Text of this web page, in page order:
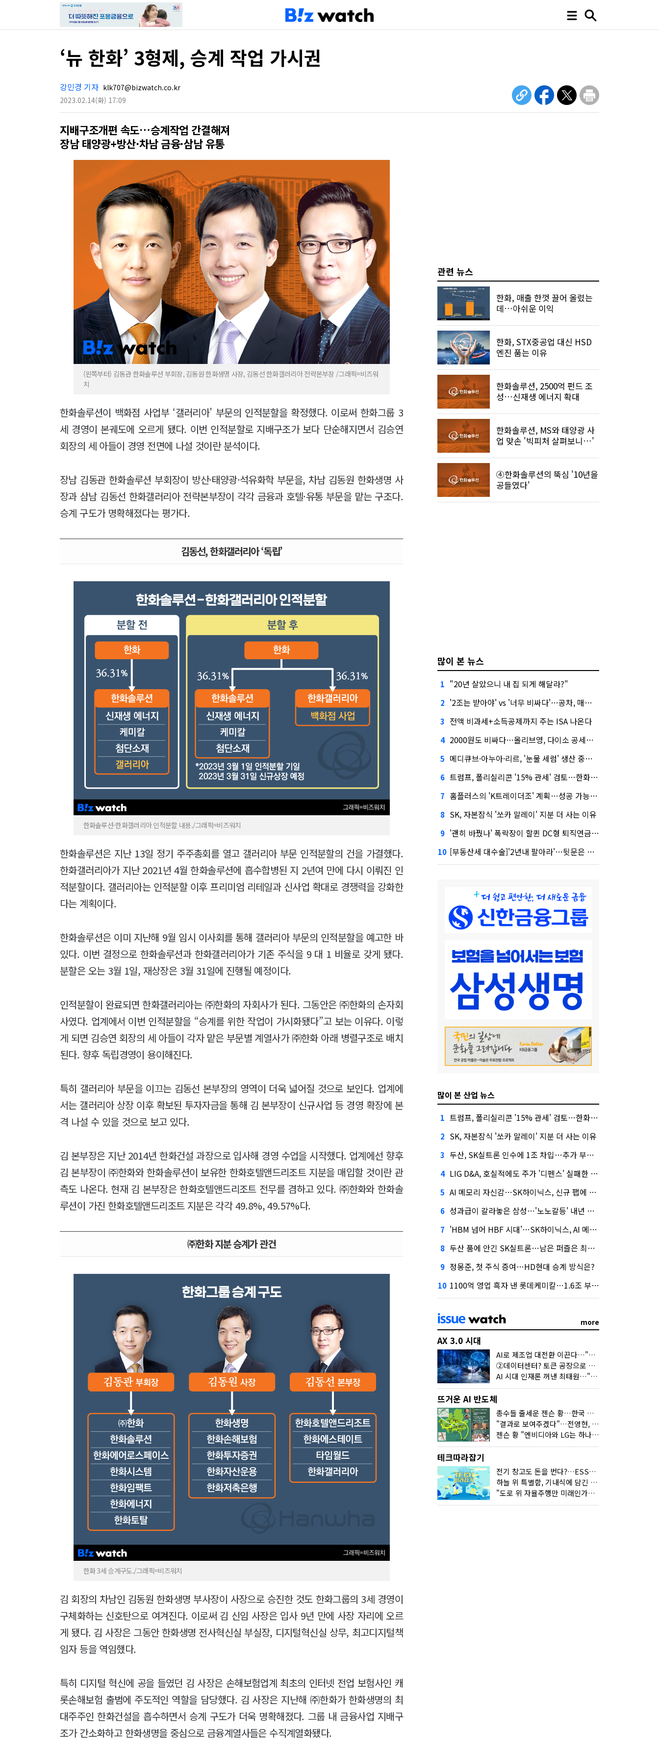
‘뉴 한화’ 3형제, 승계 작업 가시권
강민경 기자 klk707@bizwatch.co.kr
2023.02.14(화) 17:09
지배구조개편 속도…승계작업 간결해져
장남 태양광+방산·차남 금융·삼남 유통
(왼쪽부터) 김동관 한화솔루션 부회장, 김동원 한화생명 사장, 김동선 한화갤러리아 전략본부장 /그래픽=비즈워
치
한화솔루션이 백화점 사업부 ‘갤러리아’ 부문의 인적분할을 확정했다. 이로써 한화그룹 3
세 경영이 본궤도에 오르게 됐다. 이번 인적분할로 지배구조가 보다 단순해지면서 김승연
회장의 세 아들이 경영 전면에 나설 것이란 분석이다.
장남 김동관 한화솔루션 부회장이 방산·태양광·석유화학 부문을, 차남 김동원 한화생명 사
장과 삼남 김동선 한화갤러리아 전략본부장이 각각 금융과 호텔·유통 부문을 맡는 구조다.
승계 구도가 명확해졌다는 평가다.
김동선, 한화갤러리아 ‘독립’
한화솔루션-한화갤러리아 인적분할 내용./그래픽=비즈워치
한화솔루션은 지난 13일 정기 주주총회를 열고 갤러리아 부문 인적분할의 건을 가결했다.
한화갤러리아가 지난 2021년 4월 한화솔루션에 흡수합병된 지 2년여 만에 다시 이뤄진 인
적분할이다. 갤러리아는 인적분할 이후 프리미엄 리테일과 신사업 확대로 경쟁력을 강화한
다는 계획이다.
한화솔루션은 이미 지난해 9월 임시 이사회를 통해 갤러리아 부문의 인적분할을 예고한 바
있다. 이번 결정으로 한화솔루션과 한화갤러리아가 기존 주식을 9 대 1 비율로 갖게 됐다.
분할은 오는 3월 1일, 재상장은 3월 31일에 진행될 예정이다.
인적분할이 완료되면 한화갤러리아는 ㈜한화의 자회사가 된다. 그동안은 ㈜한화의 손자회
사였다. 업계에서 이번 인적분할을 “승계를 위한 작업이 가시화됐다”고 보는 이유다. 이렇
게 되면 김승연 회장의 세 아들이 각자 맡은 부문별 계열사가 ㈜한화 아래 병렬구조로 배치
된다. 향후 독립경영이 용이해진다.
특히 갤러리아 부문을 이끄는 김동선 본부장의 영역이 더욱 넓어질 것으로 보인다. 업계에
서는 갤러리아 상장 이후 확보된 투자자금을 통해 김 본부장이 신규사업 등 경영 확장에 본
격 나설 수 있을 것으로 보고 있다.
김 본부장은 지난 2014년 한화건설 과장으로 입사해 경영 수업을 시작했다. 업계에선 향후
김 본부장이 ㈜한화와 한화솔루션이 보유한 한화호텔앤드리조트 지분을 매입할 것이란 관
측도 나온다. 현재 김 본부장은 한화호텔앤드리조트 전무를 겸하고 있다. ㈜한화와 한화솔
루션이 가진 한화호텔앤드리조트 지분은 각각 49.8%, 49.57%다.
㈜한화 지분 승계가 관건
한화 3세 승계구도./그래픽=비즈워치
김 회장의 차남인 김동원 한화생명 부사장이 사장으로 승진한 것도 한화그룹의 3세 경영이
구체화하는 신호탄으로 여겨진다. 이로써 김 신임 사장은 입사 9년 만에 사장 자리에 오르
게 됐다. 김 사장은 그동안 한화생명 전사혁신실 부실장, 디지털혁신실 상무, 최고디지털책
임자 등을 역임했다.
특히 디지털 혁신에 공을 들였던 김 사장은 손해보험업계 최초의 인터넷 전업 보험사인 캐
롯손해보험 출범에 주도적인 역할을 담당했다. 김 사장은 지난해 ㈜한화가 한화생명의 최
대주주인 한화건설을 흡수하면서 승계 구도가 더욱 명확해졌다. 그룹 내 금융사업 지배구
조가 간소화하고 한화생명을 중심으로 금융계열사들은 수직계열화됐다.
관련 뉴스
한화, 매출 한껏 끌어 올렸는
데…아쉬운 이익
한화, STX중공업 대신 HSD
엔진 품는 이유
한화솔루션, 2500억 펀드 조
성…신재생 에너지 확대
한화솔루션, MS와 태양광 사
업 맞손 '빅피처 살펴보니…'
④한화솔루션의 뚝심 '10년을
공들였다'
많이 본 뉴스
1 "20년 살았으니 내 집 되게 해달라?"
2 '2조는 받아야' vs '너무 비싸다'…공차, 매각 성공할까
3 전액 비과세+소득공제까지 주는 ISA 나온다
4 2000원도 비싸다…올리브영, 다이소 공세에 '가성비'로 맞불
5 메디큐브·아누아·리르, '눈물 세럼' 생산 중단한다
6 트럼프, 폴리실리콘 '15% 관세' 검토…한화큐셀·OCI 영향은?
7 홈플러스의 'K트레이더조' 계획…성공 가능성은 '글쎄'
8 SK, 자본잠식 '쏘카 말레이' 지분 더 사는 이유
9 '괜히 바꿨나' 폭락장이 할퀸 DC형 퇴직연금…전문가 조언은
10 [부동산세 대수술]'2년내 팔아라'…뒷문은 열었다
많이 본 산업 뉴스
1 트럼프, 폴리실리콘 '15% 관세' 검토…한화큐셀·OCI 영향은?
2 SK, 자본잠식 '쏘카 말레이' 지분 더 사는 이유
3 두산, SK실트론 인수에 1조 차입…추가 부담은?
4 LIG D&A, 호실적에도 주가 '디펜스' 실패한 이유
5 AI 메모리 자신감…SK하이닉스, 신규 팹에 54조 투자
6 성과급이 갈라놓은 삼성…'노노갈등' 내년 교섭 판 흔들까
7 'HBM 넘어 HBF 시대'…SK하이닉스, AI 메모리 표준 선점 나섰다
8 두산 품에 안긴 SK실트론…남은 퍼즐은 최태원 지분 29.4%
9 정몽준, 첫 주식 증여…HD현대 승계 방식은?
10 1100억 영업 흑자 낸 롯데케미칼…1.6조 부채 감량도 '속도'
more
AX 3.0 시대
AI로 제조업 대전환 이끈다…"2030년까지 민관합동 20조 투자"
②데이터센터? 토큰 공장으로 변신
AI 시대 인재론 꺼낸 최태원…"협업이 경쟁력"
뜨거운 AI 반도체
총수들 줄세운 젠슨 황…한국 산업계 새판 짰다
"결과로 보여주겠다"…전영현, 젠슨 황과 HBM5 논의
젠슨 황 "엔비디아와 LG는 하나의 거대한 팀"
테크따라잡기
전기 창고도 돈을 번다?…ESS의 '두뇌' EMO가 뭐길래
하늘 위 특별함, 기내식에 담긴 기술의 세계
"도로 위 자율주행만 미래인가요"…진흙탕서 길 내는 HD현대 AI 기술